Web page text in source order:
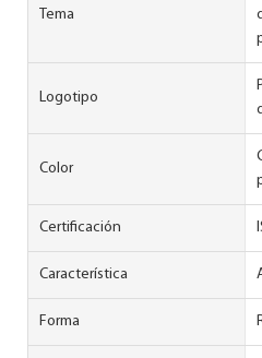
Tema
Logotipo
Color
Certificación
Característica
Forma